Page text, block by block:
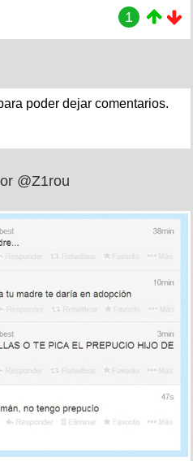
1
poder dejar comentarios.
@Z1rou